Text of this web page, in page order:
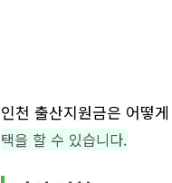
인천 출산지원금은 어떻
택을 할 수 있습니다.